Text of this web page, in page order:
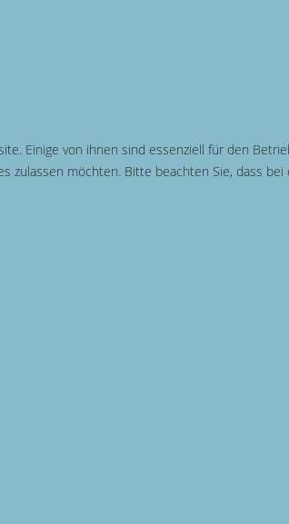
Einige von ihnen sind essenziell für den
zulassen möchten. Bitte beachten Sie, dass